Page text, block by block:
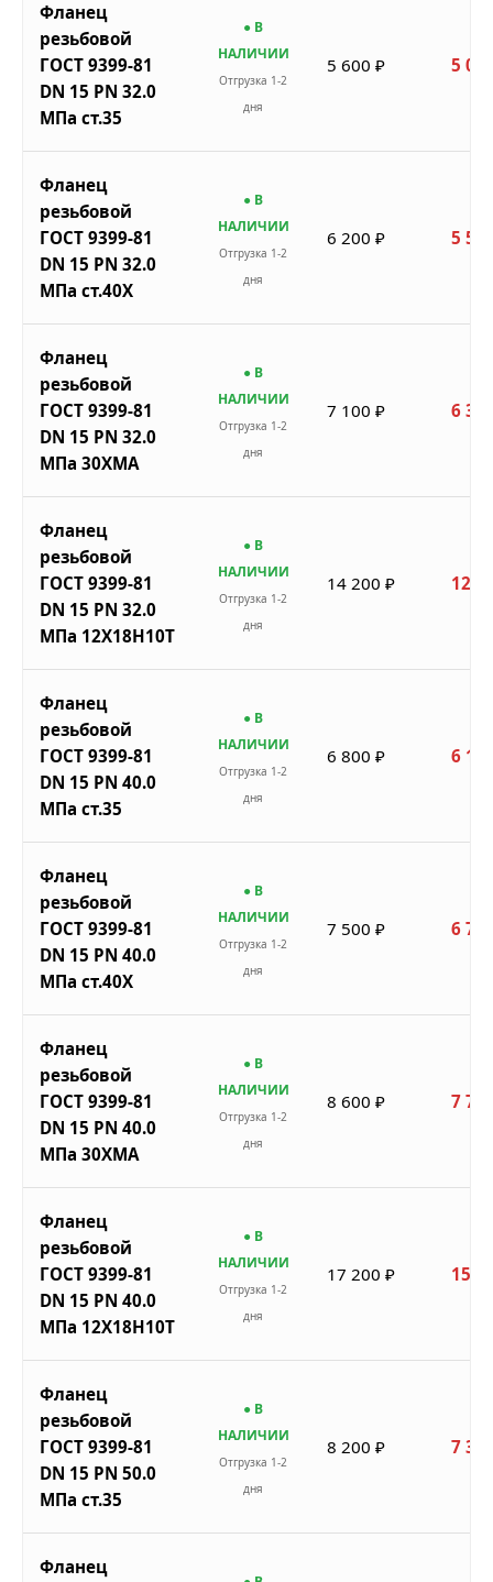
Фланец
резьбовой
ГОСТ 9399-81
DN 15 PN 32.0
МПа ст.35
● В
НАЛИЧИИ
Отгрузка 1-2
дня
5 600 ₽ 5
Фланец
резьбовой
ГОСТ 9399-81
DN 15 PN 32.0
МПа ст.40Х
● В
НАЛИЧИИ
Отгрузка 1-2
дня
6 200 ₽ 5
Фланец
резьбовой
ГОСТ 9399-81
DN 15 PN 32.0
МПа 30ХМА
● В
НАЛИЧИИ
Отгрузка 1-2
дня
7 100 ₽ 6
Фланец
резьбовой
ГОСТ 9399-81
DN 15 PN 32.0
МПа 12Х18Н10Т
● В
НАЛИЧИИ
Отгрузка 1-2
дня
14 200 ₽ 12
Фланец
резьбовой
ГОСТ 9399-81
DN 15 PN 40.0
МПа ст.35
● В
НАЛИЧИИ
Отгрузка 1-2
дня
6 800 ₽ 6
Фланец
резьбовой
ГОСТ 9399-81
DN 15 PN 40.0
МПа ст.40Х
● В
НАЛИЧИИ
Отгрузка 1-2
дня
7 500 ₽ 6
Фланец
резьбовой
ГОСТ 9399-81
DN 15 PN 40.0
МПа 30ХМА
● В
НАЛИЧИИ
Отгрузка 1-2
дня
8 600 ₽ 7
Фланец
резьбовой
ГОСТ 9399-81
DN 15 PN 40.0
МПа 12Х18Н10Т
● В
НАЛИЧИИ
Отгрузка 1-2
дня
17 200 ₽ 15
Фланец
резьбовой
ГОСТ 9399-81
DN 15 PN 50.0
МПа ст.35
● В
НАЛИЧИИ
Отгрузка 1-2
дня
8 200 ₽ 7
Фланец